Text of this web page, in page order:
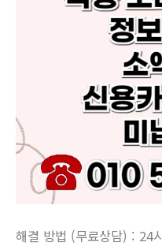
해결 방법 (무료상담) :